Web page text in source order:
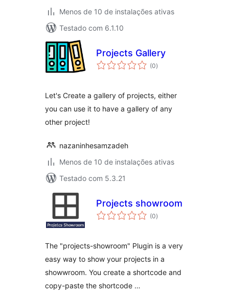
Menos de 10 de instalações ativas
Testado com 6.1.10
Projects Gallery
(0total
de
)
Let's Create a gallery of projects, either
you can use it to have a gallery of any
other project!
nazaninhesamzadeh
Menos de 10 de instalações ativas
Testado com 5.3.21
Projects showroom
(0total
de
)
The "projects-showroom" Plugin is a very
easy way to show your projects in a
showwroom. You create a shortcode and
copy-paste the shortcode …